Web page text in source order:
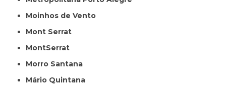
Moinhos de Vento
Mont Serrat
MontSerrat
Morro Santana
Mário Quintana